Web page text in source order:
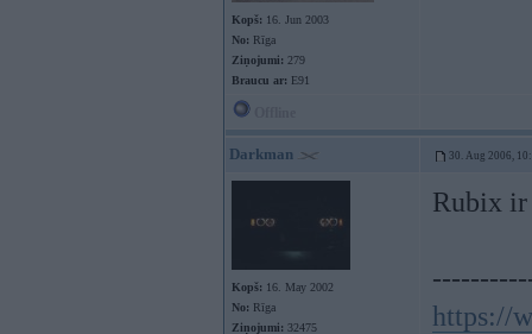
Kopš: 16. Jun 2003
No: Rīga
Ziņojumi: 279
Braucu ar: E91
Darkman 30. Aug 2006,
Kopš: 16. May 2002
No: Rīga
Ziņojumi: 32475
Rubix ir
https://